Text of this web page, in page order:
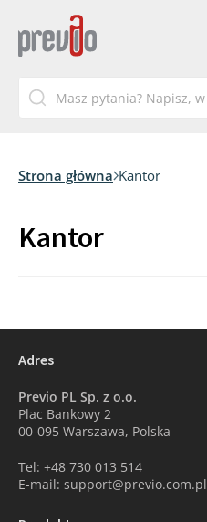
Strona główna Kantor
Kantor
Adres
Previo PL Sp. z o.o.
Plac Bankowy 2
00-095 Warszawa, Polska
Tel: +48 730 013 514
E-mail: support@previo.com.pl